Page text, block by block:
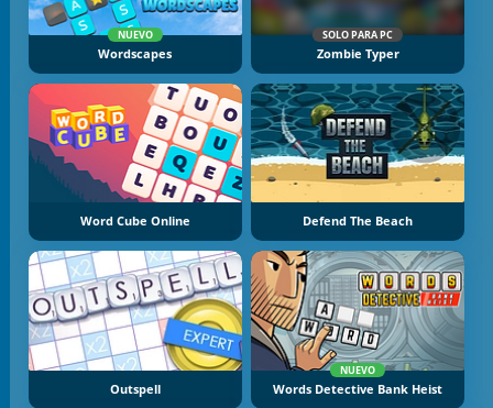
NUEVO
Wordscapes
SOLO PARA PC
Zombie Typer
Word Cube Online Defend The Beach
Outspell
NUEVO
Words Detective Bank Heist